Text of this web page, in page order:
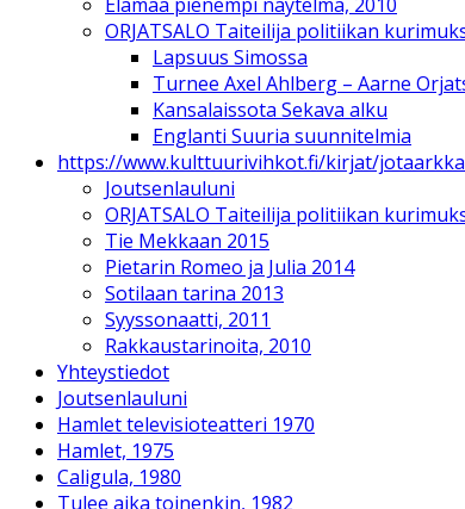
ORJATSALO Taiteilija politiikan
Lapsuus Simossa
Turnee Axel Ahlberg – Aarne
Kansalaissota Sekava alku
Englanti Suuria suunnitelmia
https://www.kulttuurivihkot.fi/kirjat/
Joutsenlauluni
ORJATSALO Taiteilija politiikan
Tie Mekkaan 2015
Pietarin Romeo ja Julia 2014
Sotilaan tarina 2013
Syyssonaatti, 2011
Rakkaustarinoita, 2010
Yhteystiedot
Joutsenlauluni
Hamlet televisioteatteri 1970
Hamlet, 1975
Caligula, 1980
Tulee aika toinenkin, 1982